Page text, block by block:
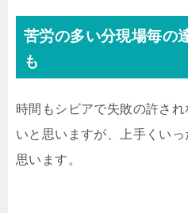
苦労の多い分現場毎の
も
時間もシビアで失敗の許さ
いと思いますが、上手くい
思います。